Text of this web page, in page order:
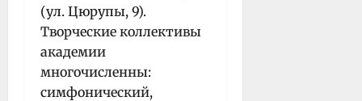
(ул. Цюрупы, 9).
Творческие коллективы
академии
многочисленны:
симфонический,